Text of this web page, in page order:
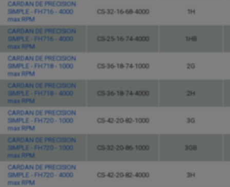
CARDAN DE PRECISION
SIMPLE - FH716 - 4000
max RPM
CS-32-16-68-4000 1H
CARDAN DE PRECISION
SIMPLE - FH716 - 4000
max RPM
CS-25-16-74-4000 1HB
CARDAN DE PRECISION
SIMPLE - FH718 - 1000
max RPM
CS-36-18-74-1000 2G
CARDAN DE PRECISION
SIMPLE - FH718 - 4000
max RPM
CS-36-18-74-4000 2H
CARDAN DE PRECISION
SIMPLE - FH720 - 1000
max RPM
CS-42-20-82-1000 3G
CARDAN DE PRECISION
SIMPLE - FH720 - 1000
max RPM
CS-32-20-86-1000 3GB
CARDAN DE PRECISION
SIMPLE - FH720 - 4000
max RPM
CS-42-20-82-4000 3H